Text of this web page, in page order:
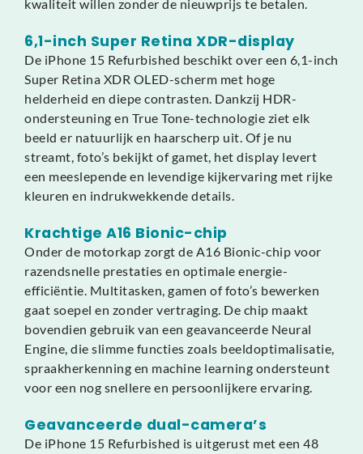
kwaliteit willen zonder de nieuwprijs te betalen.
6,1-inch Super Retina XDR-display
De iPhone 15 Refurbished beschikt over een 6,1-inch
Super Retina XDR OLED-scherm met hoge
helderheid en diepe contrasten. Dankzij HDR-
ondersteuning en True Tone-technologie ziet elk
beeld er natuurlijk en haarscherp uit. Of je nu
streamt, foto’s bekijkt of gamet, het display levert
een meeslepende en levendige kijkervaring met rijke
kleuren en indrukwekkende details.
Krachtige A16 Bionic-chip
Onder de motorkap zorgt de A16 Bionic-chip voor
razendsnelle prestaties en optimale energie-
efficiëntie. Multitasken, gamen of foto’s bewerken
gaat soepel en zonder vertraging. De chip maakt
bovendien gebruik van een geavanceerde Neural
Engine, die slimme functies zoals beeldoptimalisatie,
spraakherkenning en machine learning ondersteunt
voor een nog snellere en persoonlijkere ervaring.
Geavanceerde dual-camera’s
De iPhone 15 Refurbished is uitgerust met een 48